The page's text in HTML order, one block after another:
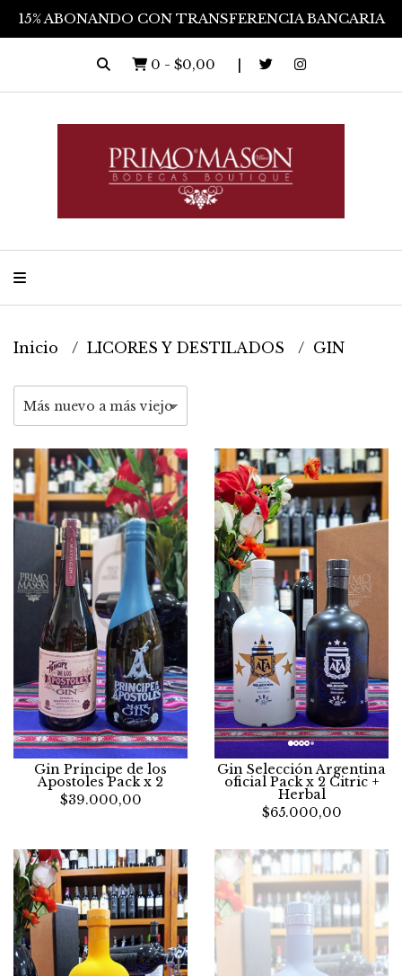
15% ABONANDO CON TRANSFERENCIA BANCARIA
0 - $0,00
Inicio LICORES Y DESTILADOS GIN
Gin Principe de los
Apostoles Pack x 2
$39.000,00
Gin Selección Argentina
oficial Pack x 2 Citric +
Herbal
$65.000,00